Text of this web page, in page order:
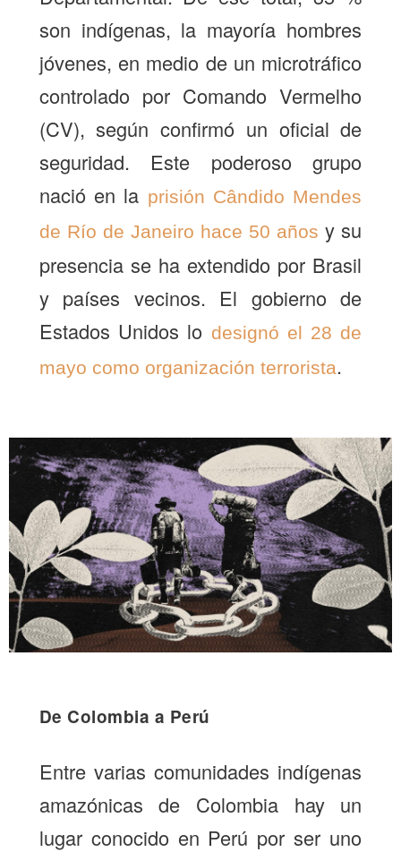
son indígenas, la mayoría hombres
jóvenes, en medio de un microtráfico
controlado por Comando Vermelho
(CV), según confirmó un oficial de
seguridad. Este poderoso grupo
nació en la prisión Cândido Mendes
de Río de Janeiro hace 50 años y su
presencia se ha extendido por Brasil
y países vecinos. El gobierno de
Estados Unidos lo designó el 28 de
mayo como organización terrorista.
De Colombia a Perú
Entre varias comunidades indígenas
amazónicas de Colombia hay un
lugar conocido en Perú por ser uno